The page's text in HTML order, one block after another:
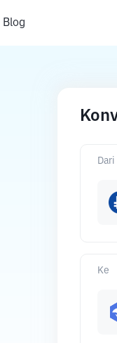
Blog
Ke
Dari